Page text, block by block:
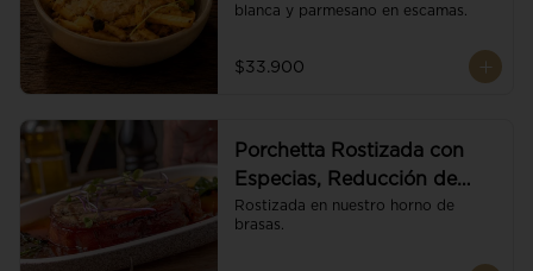
blanca y parmesano en escamas.
$33.900
Porchetta Rostizada con
Especias, Reducción de
Panela y Vino
Rostizada en nuestro horno de
brasas.